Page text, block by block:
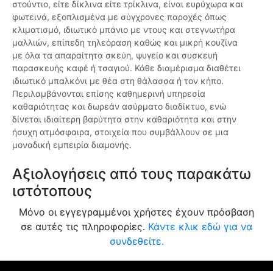
στούντιο, είτε δίκλινα είτε τρίκλινα, είναι ευρύχωρα και
φωτεινά, εξοπλισμένα με σύγχρονες παροχές όπως
κλιματισμό, ιδιωτικό μπάνιο με ντους και στεγνωτήρα
μαλλιών, επίπεδη τηλεόραση καθώς και μικρή κουζίνα
με όλα τα απαραίτητα σκεύη, ψυγείο και συσκευή
παρασκευής καφέ ή τσαγιού. Κάθε διαμέρισμα διαθέτει
ιδιωτικό μπαλκόνι με θέα στη θάλασσα ή τον κήπο.
Περιλαμβάνονται επίσης καθημερινή υπηρεσία
καθαριότητας και δωρεάν ασύρματο διαδίκτυο, ενώ
δίνεται ιδιαίτερη βαρύτητα στην καθαριότητα και στην
ήσυχη ατμόσφαιρα, στοιχεία που συμβάλλουν σε μια
μοναδική εμπειρία διαμονής.
Αξιολογήσεις από τους παρακάτω
ιστότοπους
Μόνο οι εγγεγραμμένοι χρήστες έχουν πρόσβαση
σε αυτές τις πληροφορίες. Κάντε κλικ εδώ για να
συνδεθείτε.